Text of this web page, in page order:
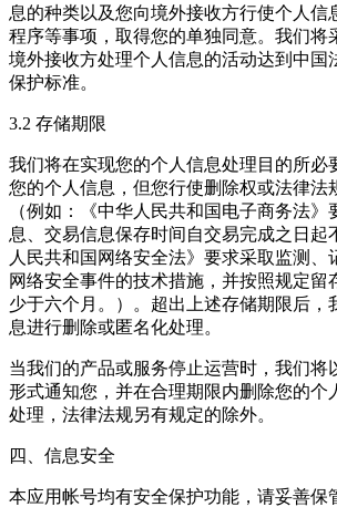
息的种类以及您向境外接收方行使个人信
程序等事项，取得您的单独同意。我们将
境外接收方处理个人信息的活动达到中国
保护标准。
3.2 存储期限
我们将在实现您的个人信息处理目的所必
您的个人信息，但您行使删除权或法律法
（例如：《中华人民共和国电子商务法
息、交易信息保存时间自交易完成之日起
人民共和国网络安全法》要求采取监测、
网络安全事件的技术措施，并按照规定留
少于六个月。）。超出上述存储期限后，
息进行删除或匿名化处理。
当我们的产品或服务停止运营时，我们将
形式通知您，并在合理期限内删除您的个
处理，法律法规另有规定的除外。
四、信息安全
本应用帐号均有安全保护功能，请妥善保